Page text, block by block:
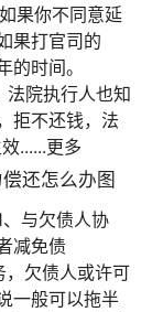
果你不同意延
果打官司的
时间。
院执行人也知
拒不还钱，法
......更多
还怎么办图
与欠债人协
减免债
欠债人或许可
一般可以拖半